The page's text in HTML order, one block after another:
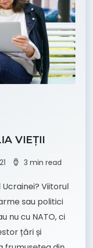
VIEȚII
3 min read
Ucrainei? Viitorul
sau politici
nu cu NATO, ci
țări și